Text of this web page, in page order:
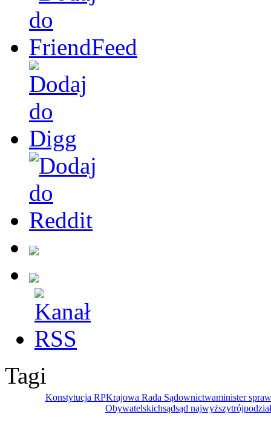
Tagi
Konstytucja RPKrajowa Rada Sądownictwaminister
Obywatelskichsądsąd najwyższy